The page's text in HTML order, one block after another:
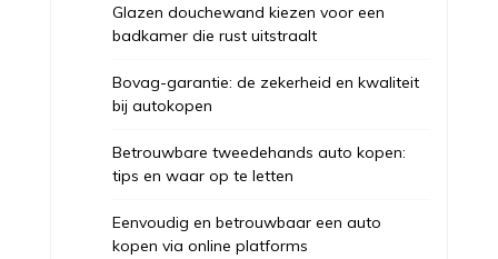
Glazen douchewand kiezen voor een
badkamer die rust uitstraalt
Bovag-garantie: de zekerheid en kwaliteit
bij autokopen
Betrouwbare tweedehands auto kopen:
tips en waar op te letten
Eenvoudig en betrouwbaar een auto
kopen via online platforms